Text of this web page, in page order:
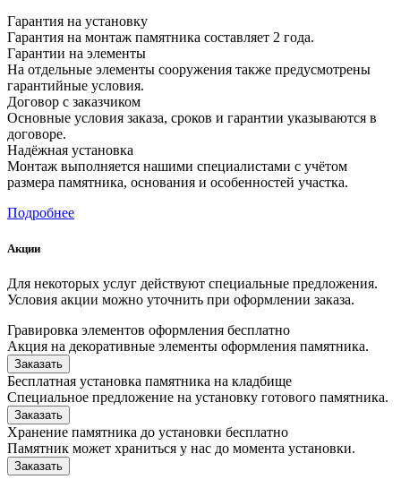
Гарантия на установку
Гарантия на монтаж памятника составляет 2 года.
Гарантии на элементы
На отдельные элементы сооружения также предусмотрены
гарантийные условия.
Договор с заказчиком
Основные условия заказа, сроков и гарантии указываются в
договоре.
Надёжная установка
Монтаж выполняется нашими специалистами с учётом
размера памятника, основания и особенностей участка.
Подробнее
Акции
Для некоторых услуг действуют специальные предложения.
Условия акции можно уточнить при оформлении заказа.
Гравировка элементов оформления бесплатно
Акция на декоративные элементы оформления памятника.
Заказать
Бесплатная установка памятника на кладбище
Специальное предложение на установку готового памятника.
Заказать
Хранение памятника до установки бесплатно
Памятник может храниться у нас до момента установки.
Заказать